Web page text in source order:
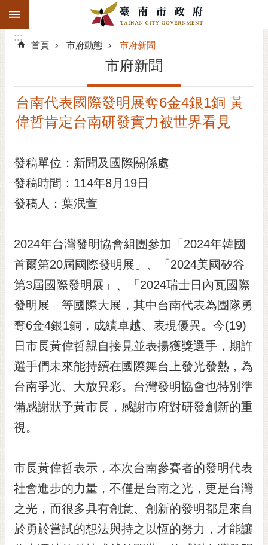
跳到主要內容區塊
搜
階
精彩府城
市府團隊
主題服務
市民互動
黃
偉
哲
光
花
桐
花
祭
站
導
覽
訂
閱
:::
:::
首頁 市府動態 市府新聞
市府新聞
台南代表國際發明展奪6金4銀1銅 黃
偉哲肯定台南研發實力被世界看見
發稿單位：新聞及國際關係處
發稿時間：114年8月19日
發稿人：葉泯萱
2024年台灣發明協會組團參加「2024年韓國
首爾第20屆國際發明展」、「2024美國矽谷
第3屆國際發明展」、「2024瑞士日內瓦國際
發明展」等國際大展，其中台南代表為團隊勇
奪6金4銀1銅，成績卓越、表現優異。今(19)
日市長黃偉哲親自接見並表揚獲獎選手，期許
選手們未來能持續在國際舞台上發光發熱，為
台南爭光、大放異彩。台灣發明協會也特別準
備感謝狀予黃市長，感謝市府對研發創新的重
視。
市長黃偉哲表示，本次台南參賽者的發明代表
社會進步的力量，不僅是台南之光，更是台灣
之光，而很多具有創意、創新的發明都是來自
於勇於嘗試的想法與持之以恆的努力，才能讓